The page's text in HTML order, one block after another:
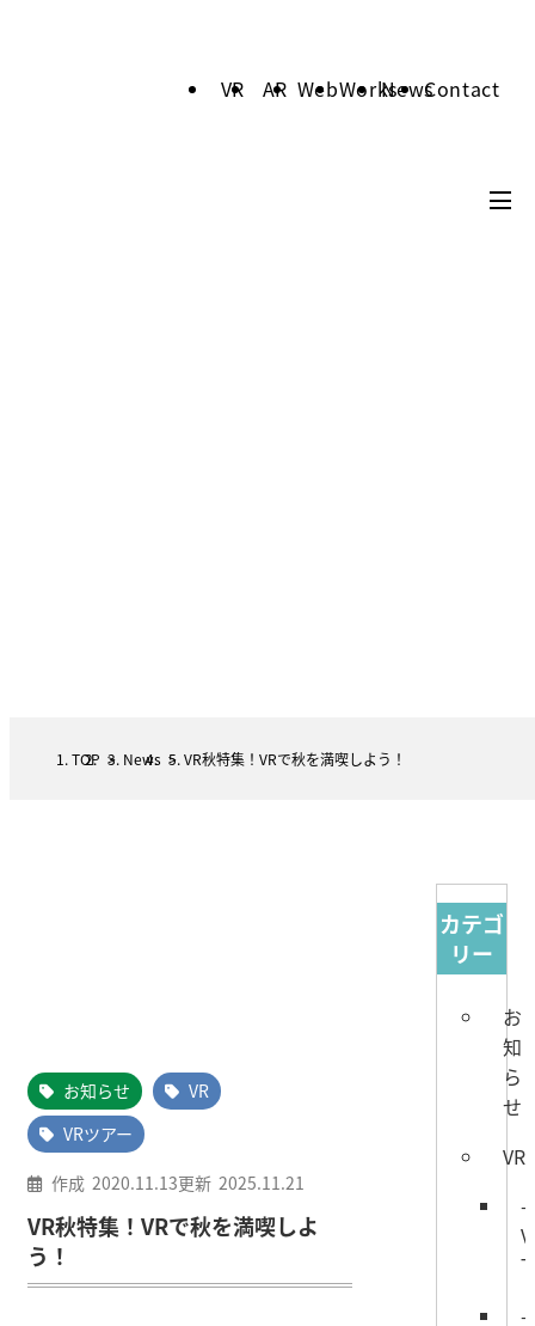
VR AR WebWorksNewsContact
TOP > News > VR秋特集！VRで秋を満喫しよう！
お知らせ
VR
VRツアー
作成 2020.11.13更新 2025.11.21
VR秋特集！VRで秋を満喫しよ
う！
カテゴ
リー
お
知
ら
せ
VR